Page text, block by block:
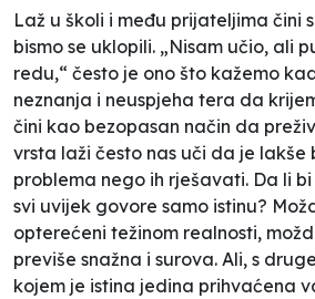
Laž u školi i među prijateljima čini
bismo se uklopili. „Nisam učio, ali
redu,“ često je ono što kažemo
neznanja i neuspjeha tera da
čini kao bezopasan način da
vrsta laži često nas uči da je lakše
problema nego ih rješavati. Da li
svi uvijek govore samo istinu?
opterećeni težinom realnosti,
previše snažna i surova. Ali, s
kojem je istina jedina prihvaćena